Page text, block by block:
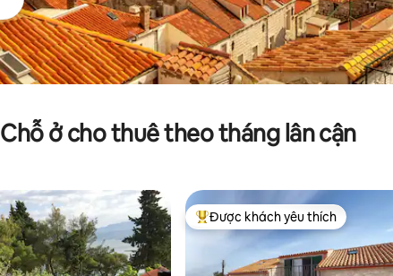
Chỗ ở cho thuê theo tháng lân cận
Được khách yêu thích nhất
Được khách yêu thích